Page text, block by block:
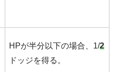
HPが半分以下の場合、1/2
ドッジを得る。